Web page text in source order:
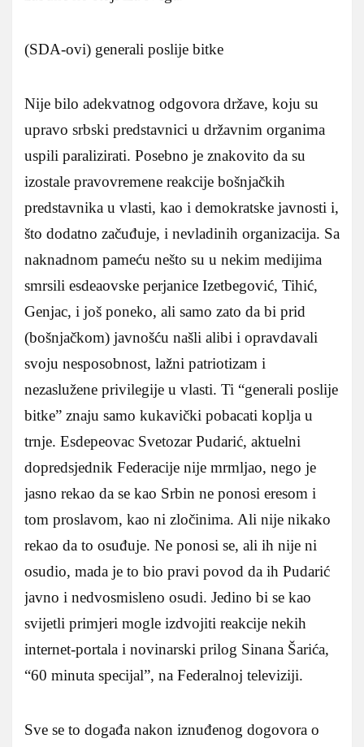
(SDA-ovi) generali poslije bitke
Nije bilo adekvatnog odgovora države, koju su
upravo srbski predstavnici u državnim organima
uspili paralizirati. Posebno je znakovito da su
izostale pravovremene reakcije bošnjačkih
predstavnika u vlasti, kao i demokratske javnosti i,
što dodatno začuđuje, i nevladinih organizacija. Sa
naknadnom pameću nešto su u nekim medijima
smrsili esdeaovske perjanice Izetbegović, Tihić,
Genjac, i još poneko, ali samo zato da bi prid
(bošnjačkom) javnošću našli alibi i opravdavali
svoju nesposobnost, lažni patriotizam i
nezaslužene privilegije u vlasti. Ti “generali poslije
bitke” znaju samo kukavički pobacati koplja u
trnje. Esdepeovac Svetozar Pudarić, aktuelni
dopredsjednik Federacije nije mrmljao, nego je
jasno rekao da se kao Srbin ne ponosi eresom i
tom proslavom, kao ni zločinima. Ali nije nikako
rekao da to osuđuje. Ne ponosi se, ali ih nije ni
osudio, mada je to bio pravi povod da ih Pudarić
javno i nedvosmisleno osudi. Jedino bi se kao
svijetli primjeri mogle izdvojiti reakcije nekih
internet-portala i novinarski prilog Sinana Šarića,
“60 minuta specijal”, na Federalnoj televiziji.
Sve se to događa nakon iznuđenog dogovora o